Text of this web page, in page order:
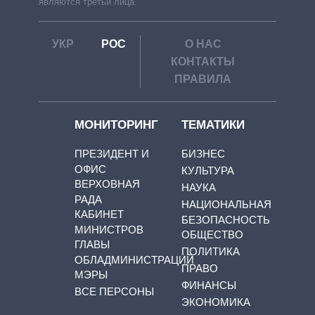
УКР РОС
О НАС
КОНТАКТЫ
ПРАВИЛА
МОНИТОРИНГ
ПРЕЗИДЕНТ И
ОФИС
ВЕРХОВНАЯ
РАДА
КАБИНЕТ
МИНИСТРОВ
ГЛАВЫ
ОБЛАДМИНИСТРАЦИЙ
МЭРЫ
ВСЕ ПЕРСОНЫ
ТЕМАТИКИ
БИЗНЕС
КУЛЬТУРА
НАУКА
НАЦИОНАЛЬНАЯ
БЕЗОПАСНОСТЬ
ОБЩЕСТВО
ПОЛИТИКА
ПРАВО
ФИНАНСЫ
ЭКОНОМИКА